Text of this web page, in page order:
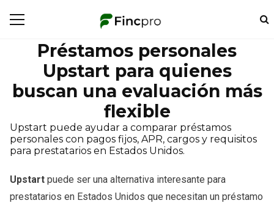
Préstamos personales
Upstart para quienes
buscan una evaluación más
flexible
Upstart puede ayudar a comparar préstamos
personales con pagos fijos, APR, cargos y requisitos
para prestatarios en Estados Unidos.
Upstart puede ser una alternativa interesante para
prestatarios en Estados Unidos que necesitan un préstamo